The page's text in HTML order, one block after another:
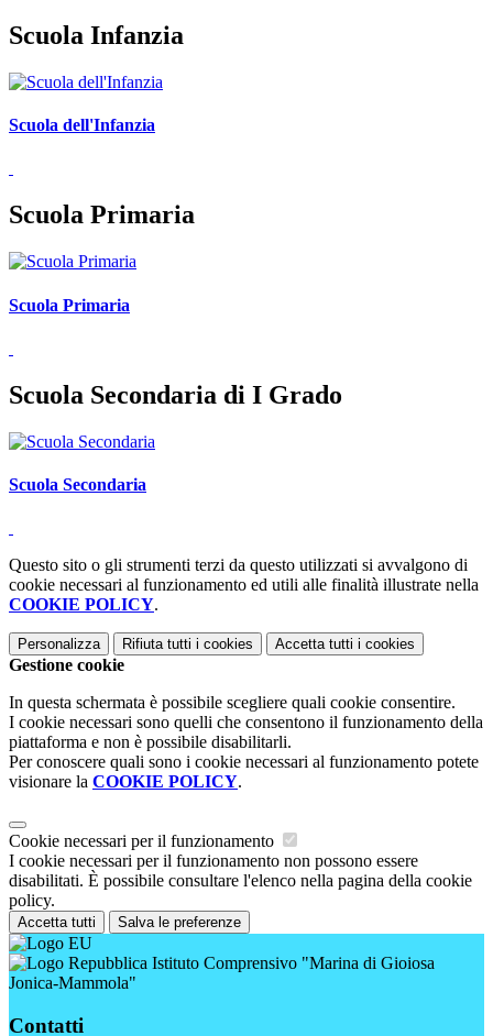
Scuola Infanzia
Scuola dell'Infanzia
Scuola Primaria
Scuola Primaria
Scuola Secondaria di I Grado
Scuola Secondaria
Questo sito o gli strumenti terzi da questo utilizzati si avvalgono di
cookie necessari al funzionamento ed utili alle finalità illustrate nella
COOKIE POLICY.
Personalizza Rifiuta tutti i cookies Accetta tutti i cookies
Gestione cookie
In questa schermata è possibile scegliere quali cookie consentire.
I cookie necessari sono quelli che consentono il funzionamento della
piattaforma e non è possibile disabilitarli.
Per conoscere quali sono i cookie necessari al funzionamento potete
visionare la COOKIE POLICY.
Cookie necessari per il funzionamento
I cookie necessari per il funzionamento non possono essere
disabilitati. È possibile consultare l'elenco nella pagina della cookie
policy.
Accetta tutti Salva le preferenze
Istituto Comprensivo "Marina di Gioiosa
Jonica-Mammola"
Contatti